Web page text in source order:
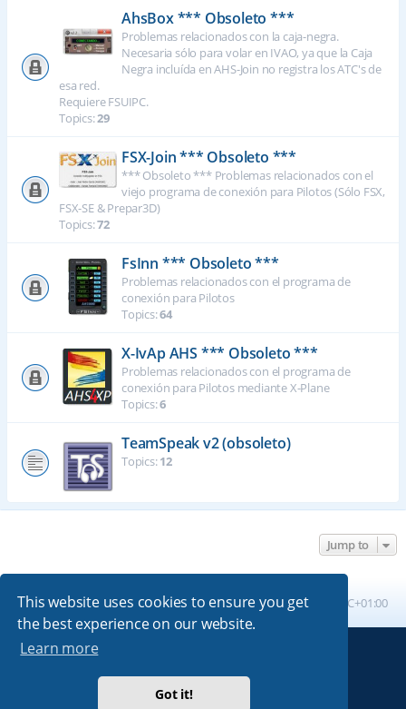
This website uses cookies to ensure you get
the best experience on our website.
Learn more
Got it!
AhsBox *** Obsoleto ***
Problemas relacionados con la caja-negra.
Necesaria sólo para volar en IVAO, ya que la Caja
Negra incluída en AHS-Join no registra los ATC's de
esa red.
Requiere FSUIPC.
Topics:29
FSX-Join *** Obsoleto ***
*** Obsoleto *** Problemas relacionados con el
viejo programa de conexión para Pilotos (Sólo FSX,
FSX-SE & Prepar3D)
Topics:72
FsInn *** Obsoleto ***
Problemas relacionados con el programa de
conexión para Pilotos
Topics:64
X-IvAp AHS *** Obsoleto ***
Problemas relacionados con el programa de
conexión para Pilotos mediante X-Plane
Topics:6
TeamSpeak v2 (obsoleto)
Topics:12
Jump to
Board index All times are UTC+01:00
Absolution style by
Premium phpBB Styles